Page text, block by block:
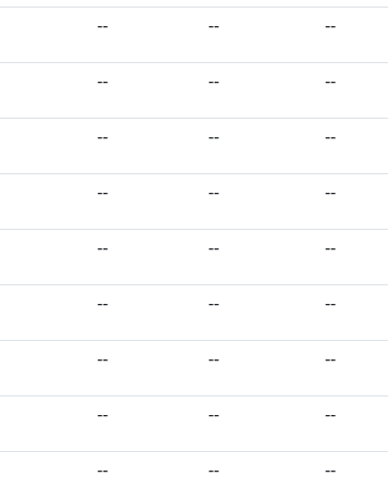
-- -- --
-- -- --
-- -- --
-- -- --
-- -- --
-- -- --
-- -- --
-- -- --
-- -- --